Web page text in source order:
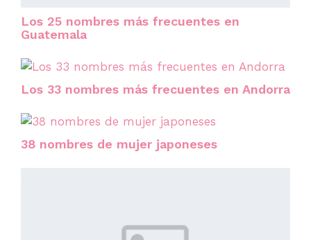
Los 25 nombres más frecuentes en
Guatemala
Los 33 nombres más frecuentes en Andorra
38 nombres de mujer japoneses